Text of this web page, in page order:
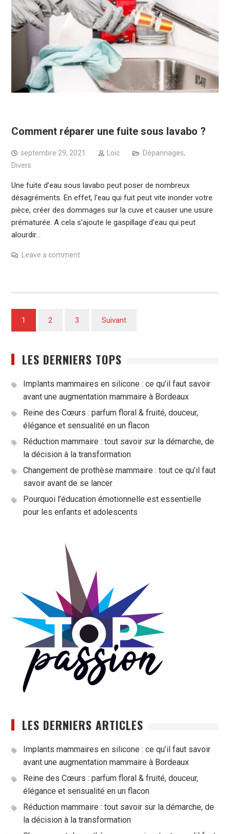
Comment réparer une fuite sous lavabo ?
septembre 29, 2021 Loic Dépannages,
Divers
Une fuite d’eau sous lavabo peut poser de nombreux
désagréments. En effet, l’eau qui fuit peut vite inonder votre
pièce, créer des dommages sur la cuve et causer une usure
prématurée. A cela s’ajoute le gaspillage d’eau qui peut
alourdir…
Leave a comment
Pagination
des
1 2 3 Suivant
LES DERNIERS TOPS
Implants mammaires en silicone : ce qu’il faut savoir
avant une augmentation mammaire à Bordeaux
Reine des Cœurs : parfum floral & fruité, douceur,
élégance et sensualité en un flacon
Réduction mammaire : tout savoir sur la démarche, de
la décision à la transformation
Changement de prothèse mammaire : tout ce qu’il faut
savoir avant de se lancer
Pourquoi l’éducation émotionnelle est essentielle
pour les enfants et adolescents
LES DERNIERS ARTICLES
Implants mammaires en silicone : ce qu’il faut savoir
avant une augmentation mammaire à Bordeaux
Reine des Cœurs : parfum floral & fruité, douceur,
élégance et sensualité en un flacon
Réduction mammaire : tout savoir sur la démarche, de
la décision à la transformation